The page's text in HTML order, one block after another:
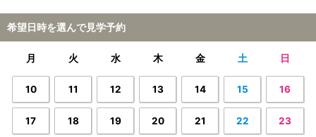
希望日時を選んで見学予約
月 火 水 木 金 土 日
10 11 12 13 14 15 16
17 18 19 20 21 22 23